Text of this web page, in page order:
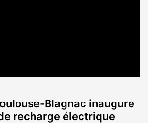
Blagnac inaugure
recharge électrique